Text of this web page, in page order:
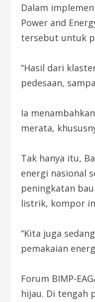
Dalam
Power and
tersebut untuk
“Hasil dari
pedesaan,
Ia
merata,
Tak hanya itu,
energi nasional
peningkatan
listrik, kompor
“Kita juga
pemakaian
Forum BIMP-
hijau. Di tengah